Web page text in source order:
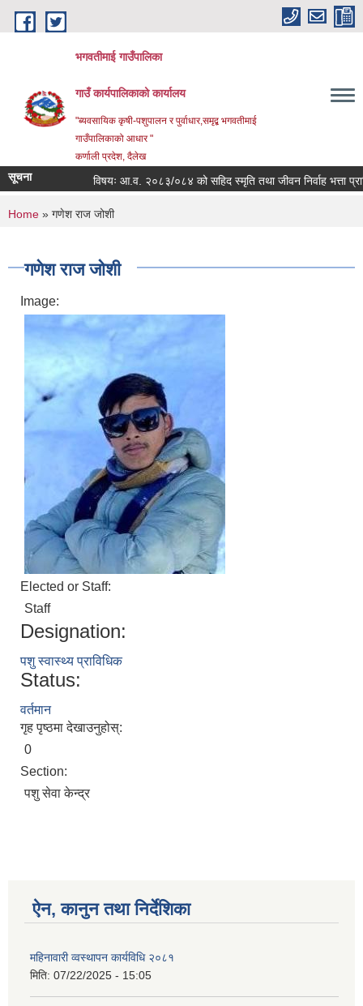
Skip to main content
भगवतीमाई गाउँपालिका
गाउँ कार्यपालिकाको कार्यालय
"ब्यवसायिक कृषी-पशुपालन र पुर्वाधार,समृद्ब भगवतीमाई
गाउँपालिकाको आधार "
कर्णाली प्रदेश, दैलेख
सूचना विषयः आ.व. २०८३/०८४ को सहिद स्मृति तथा जीवन निर्वाह भत्ता
You are here
Home » गणेश राज जोशी
गणेश राज जोशी
Image:
Elected or Staff:
Staff
Designation:
पशु स्वास्थ्य प्राविधिक
Status:
वर्तमान
गृह पृष्ठमा देखाउनुहोस्:
0
Section:
पशु सेवा केन्द्र
ऐन, कानुन तथा निर्देशिका
महिनावारी व्वस्थापन कार्यविधि २०८१
मिति: 07/22/2025 - 15:05